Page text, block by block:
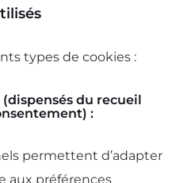
types de cookies :
du recueil
:
permettent d’adapter
aux préférences